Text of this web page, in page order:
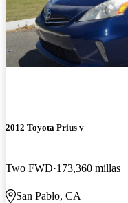
2012 Toyota Prius v
Two FWD 173,360 millas
San Pablo, CA